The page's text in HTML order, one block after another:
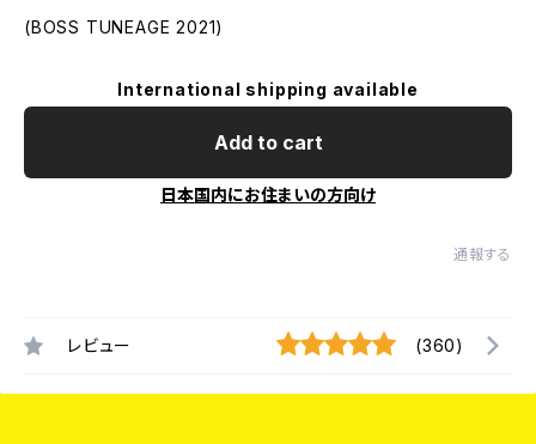
(BOSS TUNEAGE 2021)
International shipping available
Add to cart
日本国内にお住まいの方向け
通報する
レビュー (360)